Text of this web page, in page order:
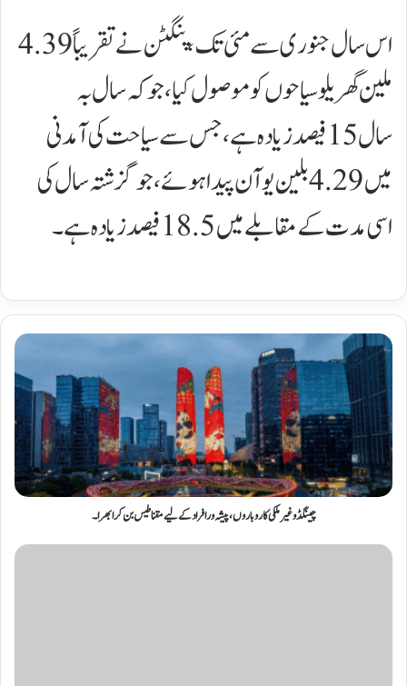
اس سال جنوری سے مئی تک، پنگٹن نے تقریباً 4.39
ملین گھریلو سیاحوں کو موصول کیا، جو کہ سال بہ
سال 15 فیصد زیادہ ہے، جس سے سیاحت کی آمدنی
میں 4.29 بلین یوآن پیدا ہوئے، جو گزشتہ سال کی
اسی مدت کے مقابلے میں 18.5 فیصد زیادہ ہے۔
چینگڈو غیر ملکی کاروباروں، پیشہ ور افراد کے لیے مقناطیس بن کر ابھرا۔